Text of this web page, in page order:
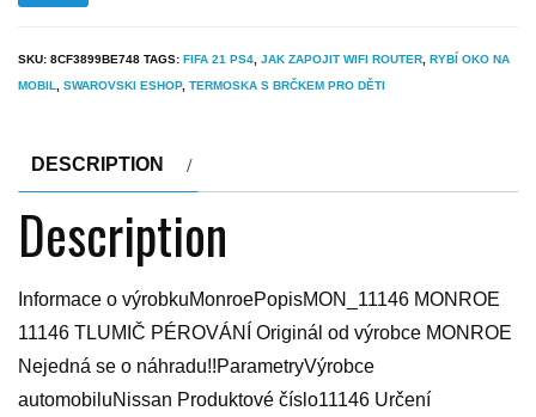
SKU: 8CF3899BE748 TAGS: FIFA 21 PS4 JAK ZAPOJIT WIFI ROUTER RYBÍ OKO NA
MOBIL
SWAROVSKI ESHOP, TERMOSKA S BRČKEM PRO DĚTI
DESCRIPTION
Description
Informace o výrobkuMonroePopisMON_11146 MONROE
11146 TLUMIČ PÉROVÁNÍ Originál od výrobce MONROE
Nejedná se o náhradu!!ParametryVýrobce
automobiluNissan Produktové číslo11146 Určení